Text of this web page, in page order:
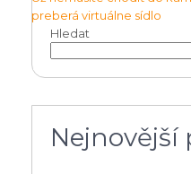
pro
příspěvek
preberá virtuálne sídlo
Hledat
Nejnovější